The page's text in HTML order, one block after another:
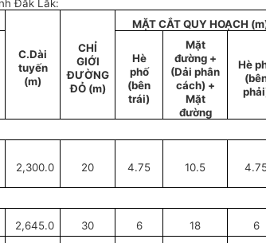
Đắk Lắk:
C.Dài
tuyến
(m)
CHỈ
GIỚI
ĐƯỜNG
ĐỎ (m)
MẶT CẮT QUY HOẠCH
Hè
phố
(bên
trái)
Mặt
đường +
(Dải phân
cách) +
Mặt
đường
Hè
2,300.0 20 4.75 10.5
2,645.0 30 6 18 6